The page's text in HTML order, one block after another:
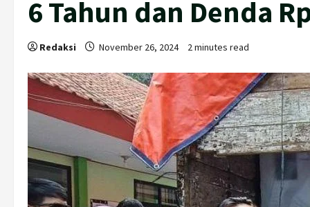
6 Tahun dan Denda
Redaksi November 26, 2024 2 minutes read